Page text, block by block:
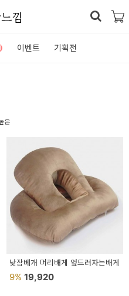
이벤트 기획전
은
낮잠베개 머리배게 엎드려자는배게
9% 19,920